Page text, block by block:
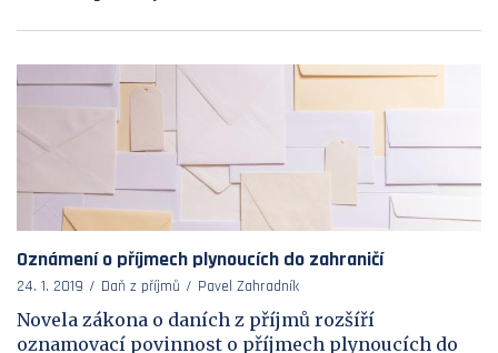
Oznámení o příjmech plynoucích do zahraničí
24. 1. 2019 Daň z příjmů Pavel Zahradník
Novela zákona o daních z příjmů rozšíří
oznamovací povinnost o příjmech plynoucích do